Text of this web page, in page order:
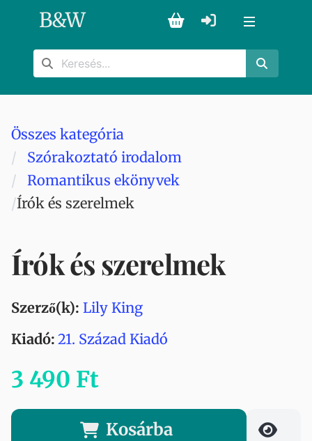
B&W
Összes kategória
Szórakoztató irodalom
Romantikus ekönyvek
Írók és szerelmek
Írók és szerelmek
Szerző(k): Lily King
Kiadó: 21. Század Kiadó
3 490 Ft
Kosárba